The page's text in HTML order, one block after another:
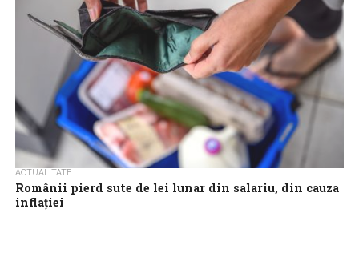
ACTUALITATE
Românii pierd sute de lei lunar din salariu, din cauza
inflației